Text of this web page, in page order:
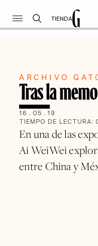
TIENDA
ARCHIVO
Tras la
16 . 05 . 19
TIEMPO DE LECTURA:
En una de las
Ai WeiWei
entre China y